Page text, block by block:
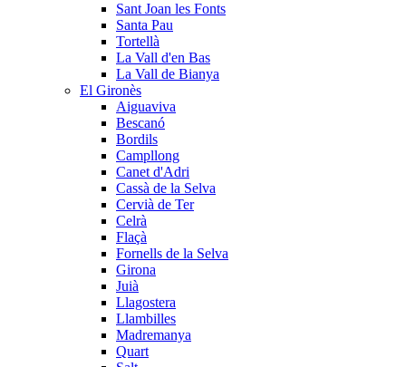
Sant Joan les Fonts
Santa Pau
Tortellà
La Vall d'en Bas
La Vall de Bianya
El Gironès
Aiguaviva
Bescanó
Bordils
Campllong
Canet d'Adri
Cassà de la Selva
Cervià de Ter
Celrà
Flaçà
Fornells de la Selva
Girona
Juià
Llagostera
Llambilles
Madremanya
Quart